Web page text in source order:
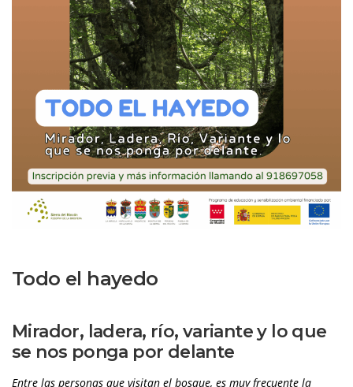
Todo el hayedo
Mirador, ladera, río, variante y lo que
e nos ponga por delante
Entre las personas que visitan el bosque, es muy frecuente la